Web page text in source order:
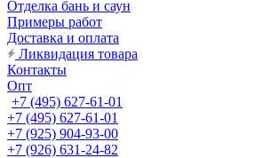
Отделка бань и саун
Примеры работ
Доставка и оплата
Ликвидация товара
Контакты
Опт
+7 (495) 627-61-01
+7 (495) 627-61-01
+7 (925) 904-93-00
+7 (926) 631-24-82